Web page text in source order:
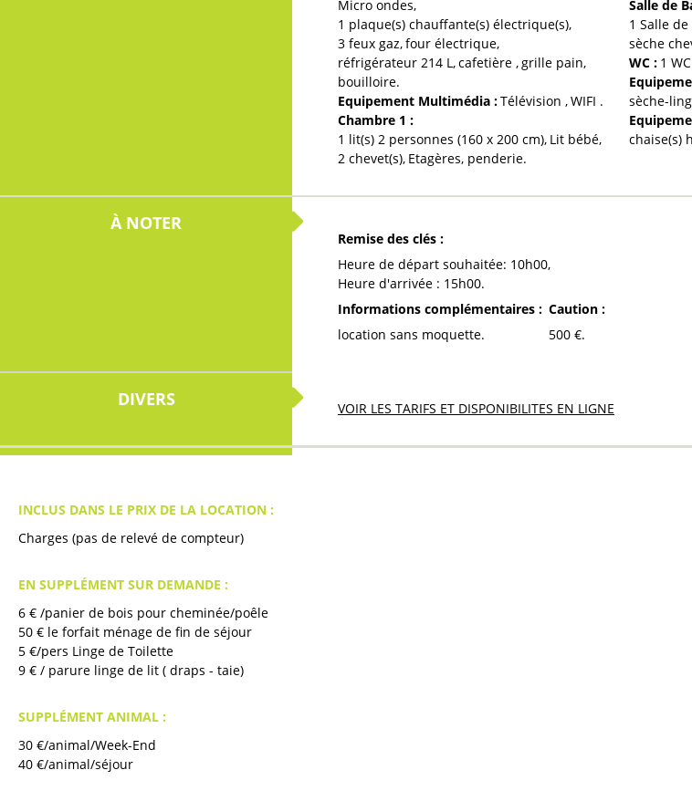
Micro ondes
1 plaque(s) chauffante(s) électrique(s)
3 feux gaz four électrique
réfrigérateur 214 L cafetière grille pain
bouilloire
Equipement Multimédia :Télévision WIFI
Chambre 1 :
1 lit(s) 2 personnes (160 x 200 cm) Lit bébé
2 chevet(s) Etagères, penderie
Salle de
1 Salle
sèche
WC: 1
sèche-
chaise(s)
À NOTER
Remise des clés :
Heure de départ souhaitée: 10h00
Heure d'arrivée : 15h00
Informations complémentaires :
location sans moquette
Caution :
500 €
DIVERS VOIR LES TARIFS ET DISPONIBILITES EN LIGNE
INCLUS DANS LE PRIX DE LA LOCATION :
Charges (pas de relevé de compteur)
EN SUPPLÉMENT SUR DEMANDE :
6 € /panier de bois pour cheminée/poêle
50 € le forfait ménage de fin de séjour
5
€/pers Linge de Toilette
9 € / parure linge de lit ( draps - taie)
SUPPLÉMENT ANIMAL :
30 €/animal/Week-End
40 €/animal/séjour